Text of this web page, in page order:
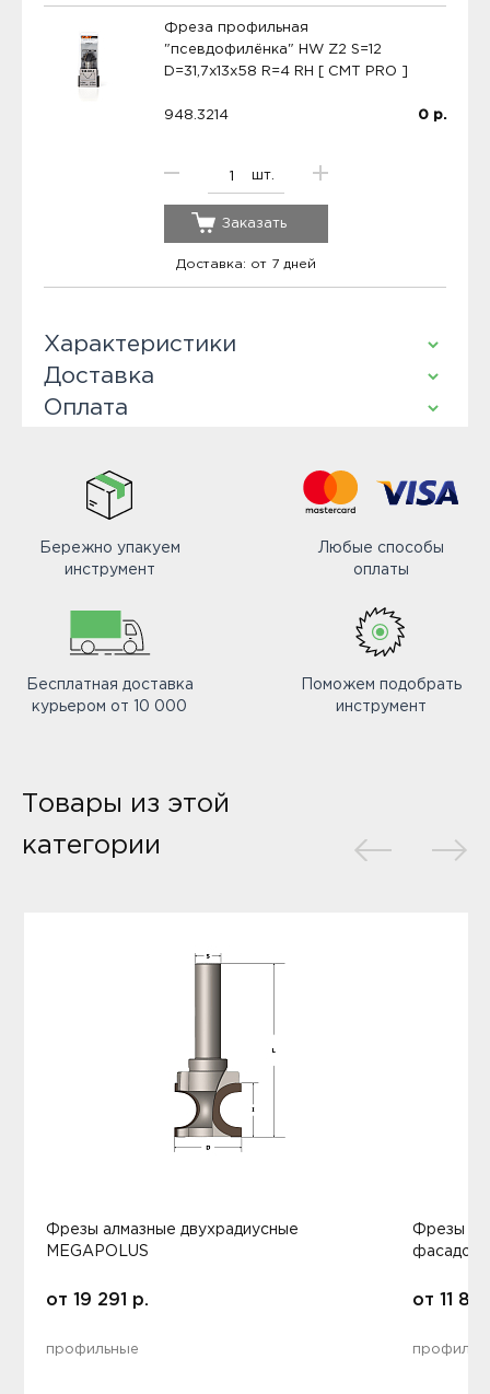
Фреза профильная
"псевдофилёнка" HW Z2 S=12
D=31,7x13x58 R=4 RH [ CMT PRO ]
948.3214
шт.
0 р.
Заказать
Доставка: от 7 дней
Характеристики
Доставка
Оплата
Бережно упакуем
инструмент
Любые способы
оплаты
Бесплатная доставка
курьером от 10 000
Поможем подобрать
инструмент
Товары из этой
категории
Фрезы алмазные двухрадиусные
MEGAPOLUS
от 19 291 р.
профильные
Фрезы
фасадов
от 11